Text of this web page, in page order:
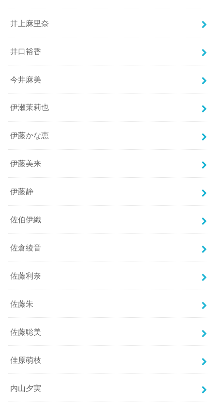
井上麻里奈
井口裕香
今井麻美
伊瀬茉莉也
伊藤かな恵
伊藤美来
伊藤静
佐伯伊織
佐倉綾音
佐藤利奈
佐藤朱
佐藤聡美
佳原萌枝
内山夕実